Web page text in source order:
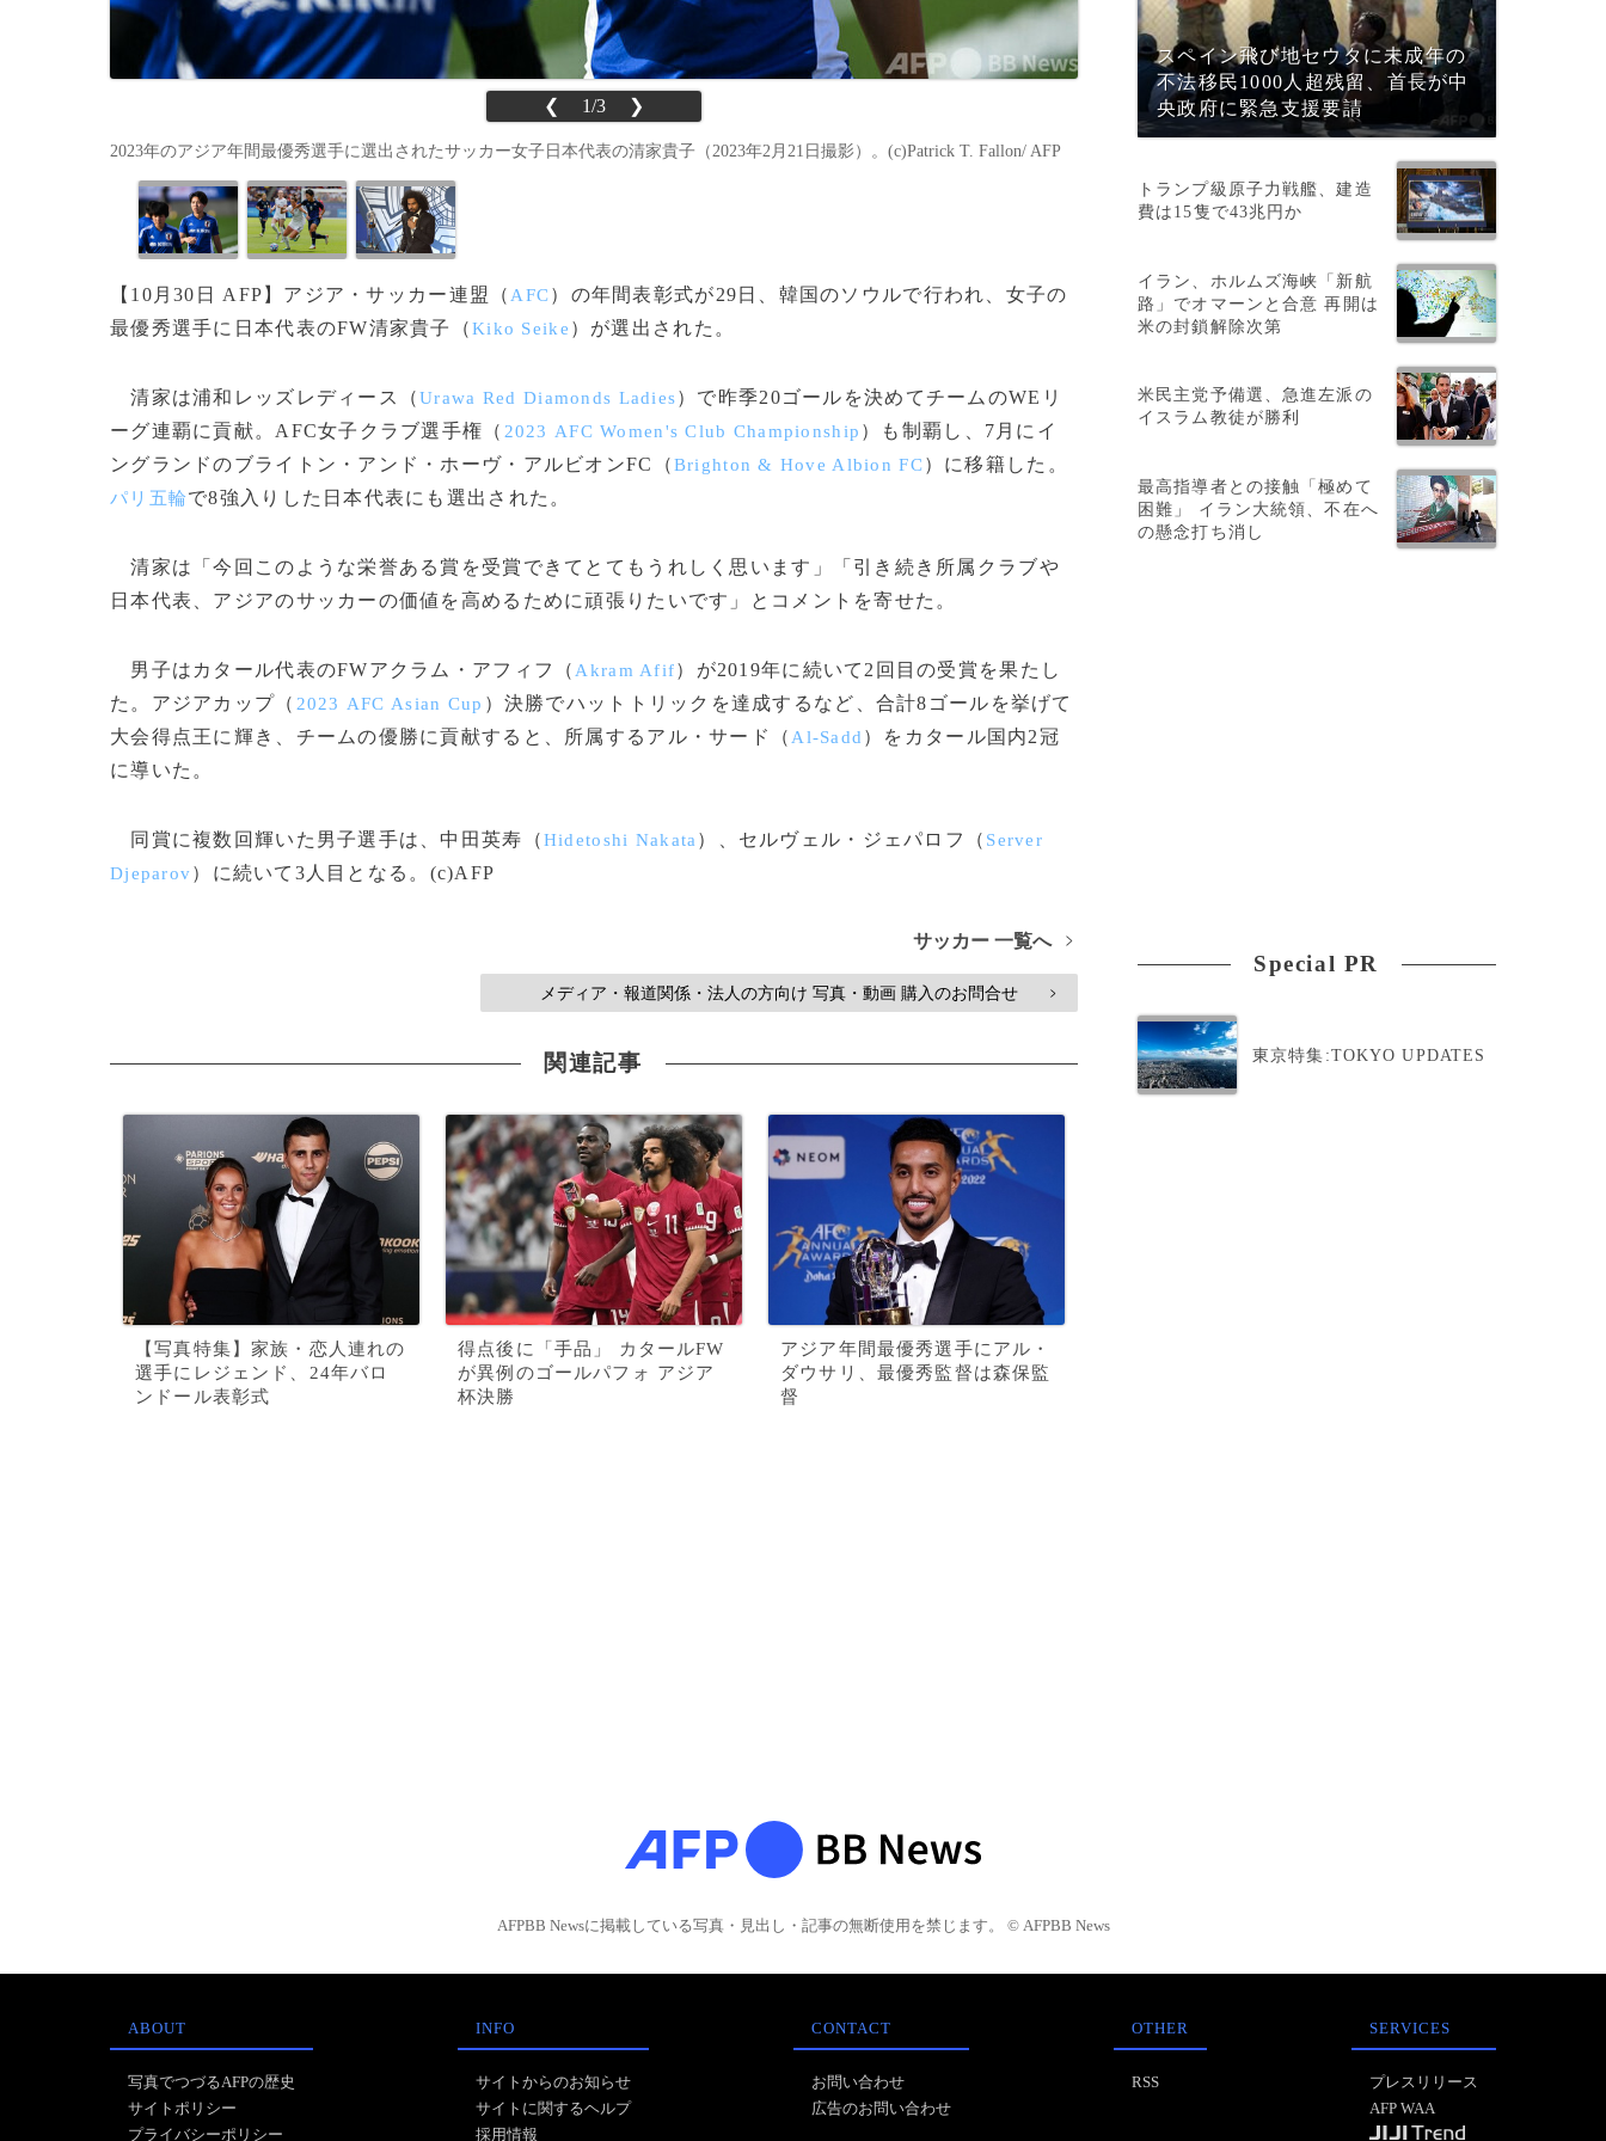
❮ 1/3 ❯
2023年のアジア年間最優秀選手に選出されたサッカー女子日本代表の清家貴子（2023年2月21日撮影）。(c)Patrick T. Fallon/ AFP
【10月30日 AFP】アジア・サッカー連盟（ AFC）の年間表彰式が29日、韓国のソウルで行われ、女子の
最優秀選手に日本代表のFW清家貴子（Kiko Seike ）が選出された。
清家は浦和レッズレディース（Urawa Red Diamonds Ladies）で昨季20ゴールを決めてチームのWEリ
ーグ連覇に貢献。AFC女子クラブ選手権（ 2023 AFC Women's Club Championship ）も制覇し、7月にイ
ングランドのブライトン・アンド・ホーヴ・アルビオンFC（Brighton & Hove Albion FC）に移籍した。
パリ五輪で8強入りした日本代表にも選出された。
清家は「今回このような栄誉ある賞を受賞できてとてもうれしく思います」「引き続き所属クラブや
日本代表、アジアのサッカーの価値を高めるために頑張りたいです」とコメントを寄せた。
男子はカタール代表のFWアクラム・アフィフ（ Akram Afif）が2019年に続いて2回目の受賞を果たし
た。アジアカップ（ 2023 AFC Asian Cup ）決勝でハットトリックを達成するなど、合計8ゴールを挙げて
大会得点王に輝き、チームの優勝に貢献すると、所属するアル・サード（ Al-Sadd ）をカタール国内2冠
に導いた。
同賞に複数回輝いた男子選手は、中田英寿（Hidetoshi Nakata ）、セルヴェル・ジェパロフ（ Server
Djeparov）に続いて3人目となる。(c)AFP
サッカー 一覧へ >
メディア・報道関係・法人の方向け 写真・動画 購入のお問合せ >
関連記事
【写真特集】家族・恋人連れの
選手にレジェンド、24年バロ
ンドール表彰式
得点後に「手品」 カタールFW
が異例のゴールパフォ アジア
杯決勝
アジア年間最優秀選手にアル・
ダウサリ、最優秀監督は森保監
督
スペイン飛び地セウタに未成年の
不法移民1000人超残留、首長が中
央政府に緊急支援要請
トランプ級原子力戦艦、建造
費は15隻で43兆円か
イラン、ホルムズ海峡「新航
路」でオマーンと合意 再開は
米の封鎖解除次第
米民主党予備選、急進左派の
イスラム教徒が勝利
最高指導者との接触「極めて
困難」 イラン大統領、不在へ
の懸念打ち消し
Special PR
東京特集:TOKYO UPDATES
AFPBB Newsに掲載している写真・見出し・記事の無断使用を禁じます。 © AFPBB News
ABOUT
写真でつづるAFPの歴史
サイトポリシー
プライバシーポリシー
INFO
サイトからのお知らせ
サイトに関するヘルプ
採用情報
CONTACT
お問い合わせ
広告のお問い合わせ
OTHER
RSS
SERVICES
プレスリリース
AFP WAA